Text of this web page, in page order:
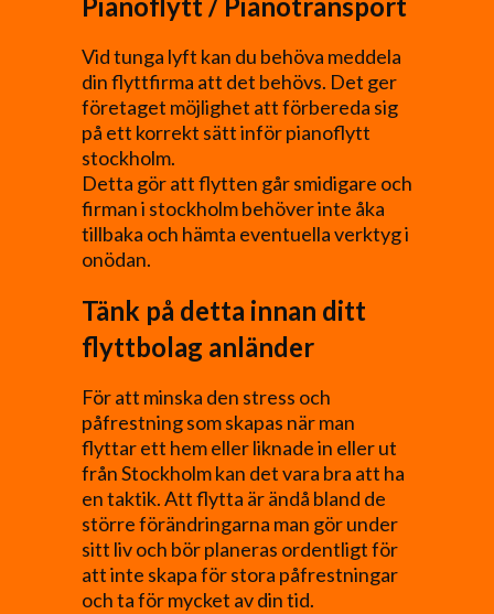
Pianoflytt / Pianotransport
Vid tunga lyft kan du behöva meddela
din flyttfirma att det behövs. Det ger
företaget möjlighet att förbereda sig
på ett korrekt sätt inför pianoflytt
stockholm.
Detta gör att flytten går smidigare och
firman i stockholm behöver inte åka
tillbaka och hämta eventuella verktyg i
onödan.
Tänk på detta innan ditt
flyttbolag anländer
För att minska den stress och
påfrestning som skapas när man
flyttar ett hem eller liknade in eller ut
från Stockholm kan det vara bra att ha
en taktik. Att flytta är ändå bland de
större förändringarna man gör under
sitt liv och bör planeras ordentligt för
att inte skapa för stora påfrestningar
och ta för mycket av din tid.